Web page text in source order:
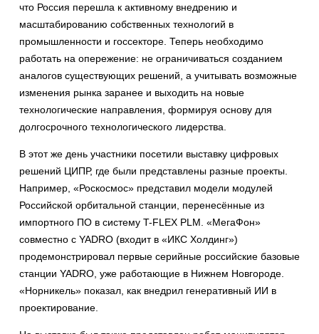
что Россия перешла к активному внедрению и
масштабированию собственных технологий в
промышленности и госсекторе. Теперь необходимо
работать на опережение: не ограничиваться созданием
аналогов существующих решений, а учитывать возможные
изменения рынка заранее и выходить на новые
технологические направления, формируя основу для
долгосрочного технологического лидерства.
В этот же день участники посетили выставку цифровых
решений ЦИПР, где были представлены разные проекты.
Например, «Роскосмос» представил модели модулей
Российской орбитальной станции, перенесённые из
импортного ПО в систему T-FLEX PLM. «МегаФон»
совместно с YADRO (входит в «ИКС Холдинг»)
продемонстрировал первые серийные российские базовые
станции YADRO, уже работающие в Нижнем Новгороде.
«Норникель» показал, как внедрил генеративный ИИ в
проектирование.